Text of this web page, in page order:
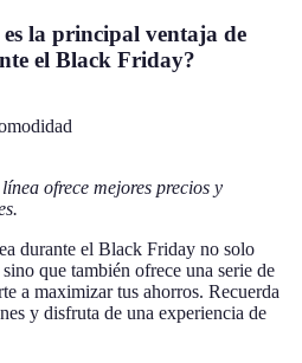
la principal ventaja de
el Black Friday?
ofrece mejores precios y
durante el Black Friday no solo
que también ofrece una serie de
a maximizar tus ahorros. Recuerda
y disfruta de una experiencia de